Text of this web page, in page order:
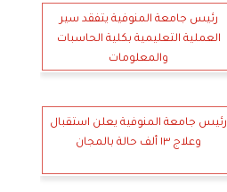
رئيس جامعة المنوفية يتفقد سير
العملية التعليمية بكلية الحاسبات
والمعلومات
رئيس جامعة المنوفية يعلن استقبال
وعلاج ١٣ ألف حالة بالمجان